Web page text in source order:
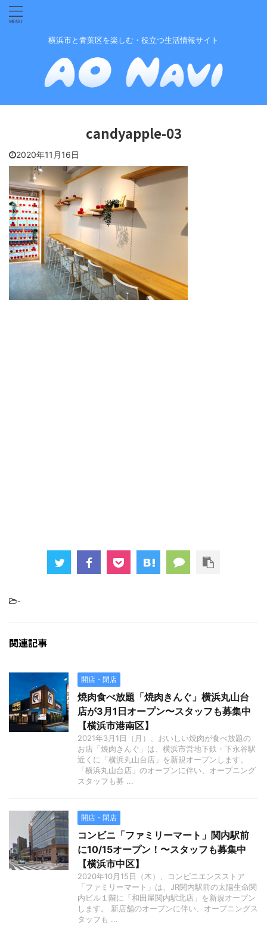
横浜市と青葉区を楽しむ・役立つ生活情報サイト
candyapple-03
2020年11月16日
-
関連記事
開店・閉店
焼肉食べ放題「焼肉きんぐ」横浜丸山台
店が3月1日オープン〜スタッフも募集中
【横浜市港南区】
2021年3月1日（月）、おいしい焼肉が食べ放題の
お店「焼肉きんぐ」は、横浜市営地下鉄・下永谷駅
近くに「横浜丸山台店」を新規オープンします。
「横浜丸山台店」のオープンに伴い、オープニング
スタッフも募 ...
開店・閉店
コンビニ「ファミリーマート」関内駅前
に10/15オープン！〜スタッフも募集中
【横浜市中区】
2020年10月15日（木）、コンビニエンスストア
「ファミリーマート」は、JR関内駅前の太陽生命関
内ビル１階に「和田屋関内駅北店」を新規オープン
します。 新店舗のオープンに伴い、オープニングス
タッフも ...